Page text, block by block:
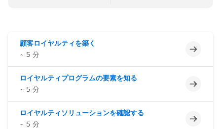
顧客ロイヤルティを築く
~ 5 分
未完了
ロイヤルティプログラムの要素を知る
~ 5 分
未完了
ロイヤルティソリューションを確認する
~ 5 分
未完了